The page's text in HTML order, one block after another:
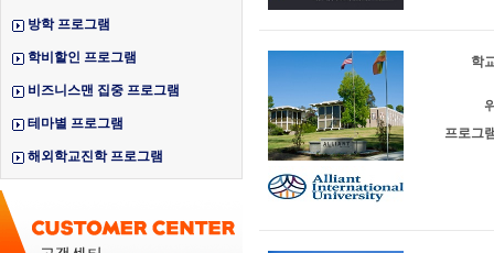
방학 프로그램
학비할인 프로그램
비즈니스맨 집중 프로그램
테마별 프로그램
해외학교진학 프로그램
학
프로그